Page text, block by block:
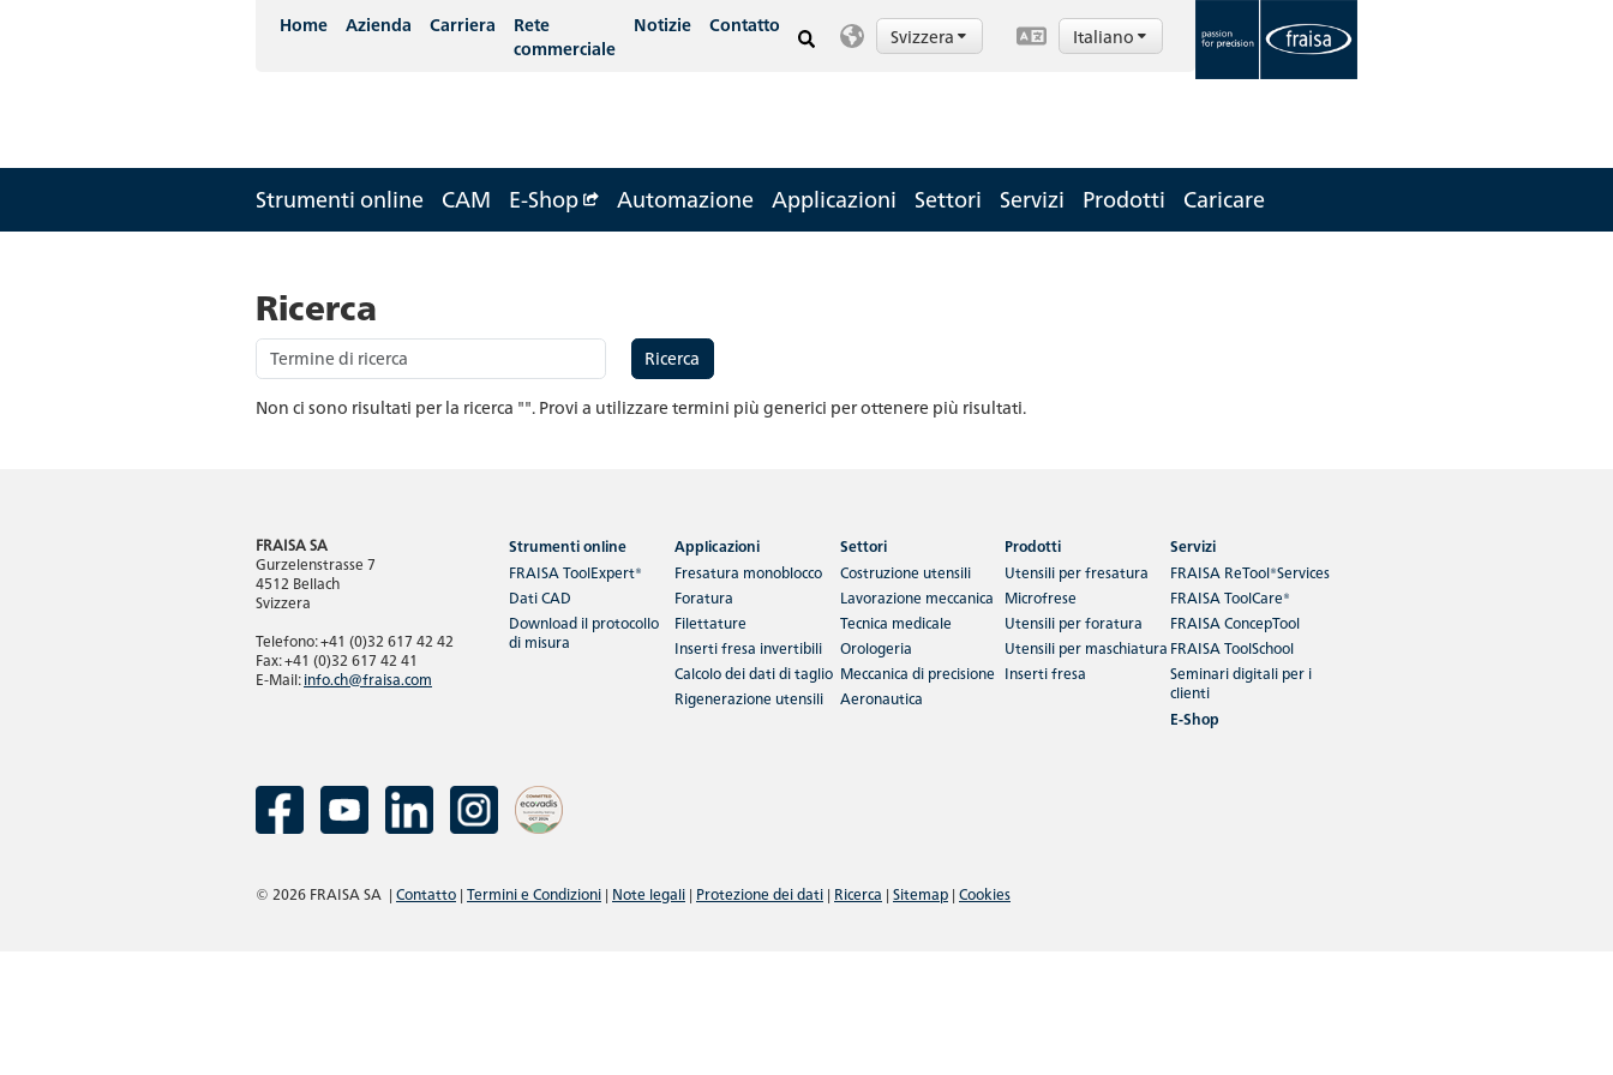
Home Azienda Carriera
Rete
commerciale
Notizie Contatto Svizzera Italiano
Strumenti online CAM E-Shop Automazione Applicazioni Settori Servizi Prodotti Caricare
Ricerca
Ricerca
Non ci sono risultati per la ricerca "". Provi a utilizzare termini più generici per ottenere più risultati.
FRAISA SA
Gurzelenstrasse 7
4512 Bellach
Svizzera
Telefono: +41 (0)32 617 42 42
Fax: +41 (0)32 617 42 41
E-Mail:info.ch@fraisa.com
Strumenti online
FRAISA ToolExpert®
Dati CAD
Download il protocollo
di misura
Applicazioni
Fresatura monoblocco
Foratura
Filettature
Inserti fresa invertibili
Calcolo dei dati di taglio
Rigenerazione utensili
Settori
Costruzione utensili
Lavorazione meccanica
Tecnica medicale
Orologeria
Meccanica di precisione
Aeronautica
Prodotti
Utensili per fresatura
Microfrese
Utensili per foratura
Utensili per maschiatura
Inserti fresa
Servizi
FRAISA ReTool®Services
FRAISA ToolCare®
FRAISA ConcepTool
FRAISA ToolSchool
Seminari digitali per i
clienti
E-Shop
© 2026 FRAISA SA | Contatto | Termini e Condizioni | Note legali | Protezione dei dati | Ricerca | Sitemap | Cookies